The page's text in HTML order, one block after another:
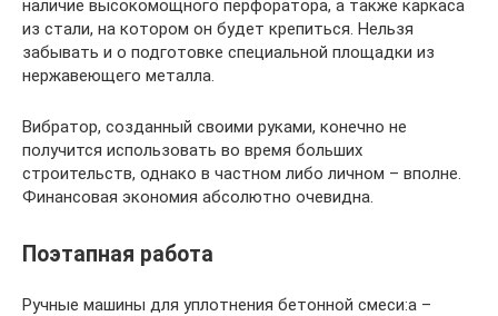
наличие высокомощного перфоратора, а также каркаса
из стали, на котором он будет крепиться. Нельзя
забывать и о подготовке специальной площадки из
нержавеющего металла.
Вибратор, созданный своими руками, конечно не
получится использовать во время больших
строительств, однако в частном либо личном – вполне.
Финансовая экономия абсолютно очевидна.
Поэтапная работа
Ручные машины для уплотнения бетонной смеси:а –